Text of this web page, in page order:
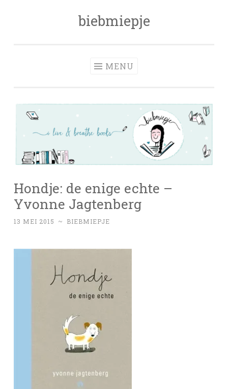
biebmiepje
MENU
Hondje: de enige echte –
Yvonne Jagtenberg
13 MEI 2015 ~ BIEBMIEPJE